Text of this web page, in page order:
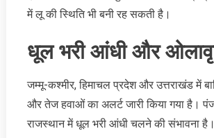
में लू की स्थिति भी बनी रह सकती है।
धूल भरी आंधी और
जम्मू-कश्मीर, हिमाचल प्रदेश और उत्तराखंड में
और तेज हवाओं का अलर्ट जारी किया गया है।
राजस्थान में धूल भरी आंधी चलने की संभावना है।